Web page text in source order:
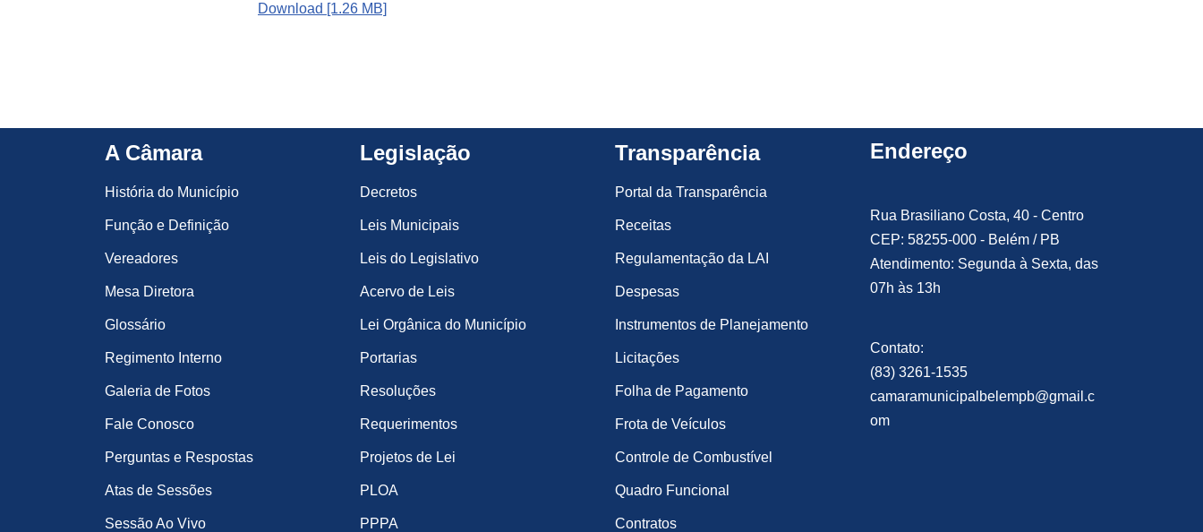
Download [1.26 MB]
A Câmara
História do Município
Função e Definição
Vereadores
Mesa Diretora
Glossário
Regimento Interno
Galeria de Fotos
Fale Conosco
Perguntas e Respostas
Atas de Sessões
Sessão Ao Vivo
Legislação
Decretos
Leis Municipais
Leis do Legislativo
Acervo de Leis
Lei Orgânica do Município
Portarias
Resoluções
Requerimentos
Projetos de Lei
PLOA
PPPA
Transparência
Portal da Transparência
Receitas
Regulamentação da LAI
Despesas
Instrumentos de Planejamento
Licitações
Folha de Pagamento
Frota de Veículos
Controle de Combustível
Quadro Funcional
Contratos
Endereço
Rua Brasiliano Costa, 40 - Centro
CEP: 58255-000 - Belém / PB
Atendimento: Segunda à Sexta, das
07h às 13h
Contato:
(83) 3261-1535
camaramunicipalbelempb@gmail.c
om